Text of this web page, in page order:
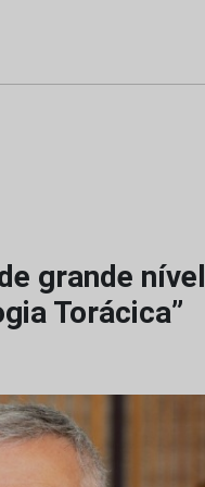
grande
Torácica”